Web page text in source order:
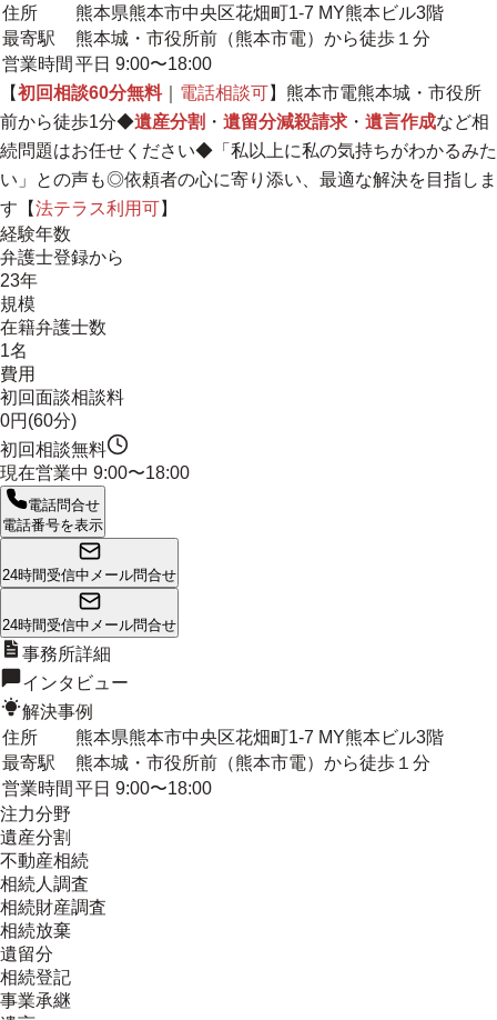
住所
熊本県熊本市中央区花畑町1-7 MY熊本ビル3階
最寄駅
熊本城・市役所前（熊本市電）から徒歩１分
営業時間 平日 9:00〜18:00
【初回相談60分無料｜ 電話相談可】熊本市電熊本城・市役所
前から徒歩1分◆遺産分割 ・ 遺留分減殺請求 ・ 遺言作成など相
続問題はお任せください◆「私以上に私の気持ちがわかるみた
い」との声も◎依頼者の心に寄り添い、最適な解決を目指しま
す 【法テラス利用可】
経験年数
弁護士登録から
23年
規模
在籍弁護士数
1名
費用
初回面談相談料
0円(60分)
初回相談無料
現在営業中 9:00〜18:00
電話問合せ
電話番号を表示
24時間受信中 メール問合せ
24時間受信中 メール問合せ
事務所詳細
インタビュー
解決事例
住所
熊本県熊本市中央区花畑町1-7 MY熊本ビル3階
最寄駅
熊本城・市役所前（熊本市電）から徒歩１分
営業時間 平日 9:00〜18:00
注力分野
遺産分割
不動産相続
相続人調査
相続財産調査
相続放棄
遺留分
相続登記
事業承継